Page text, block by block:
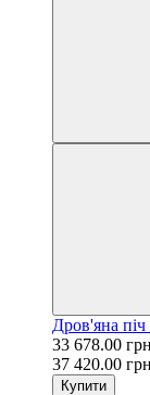
Дров'яна
33 678.00 грн
37 420.00 грн
Купити